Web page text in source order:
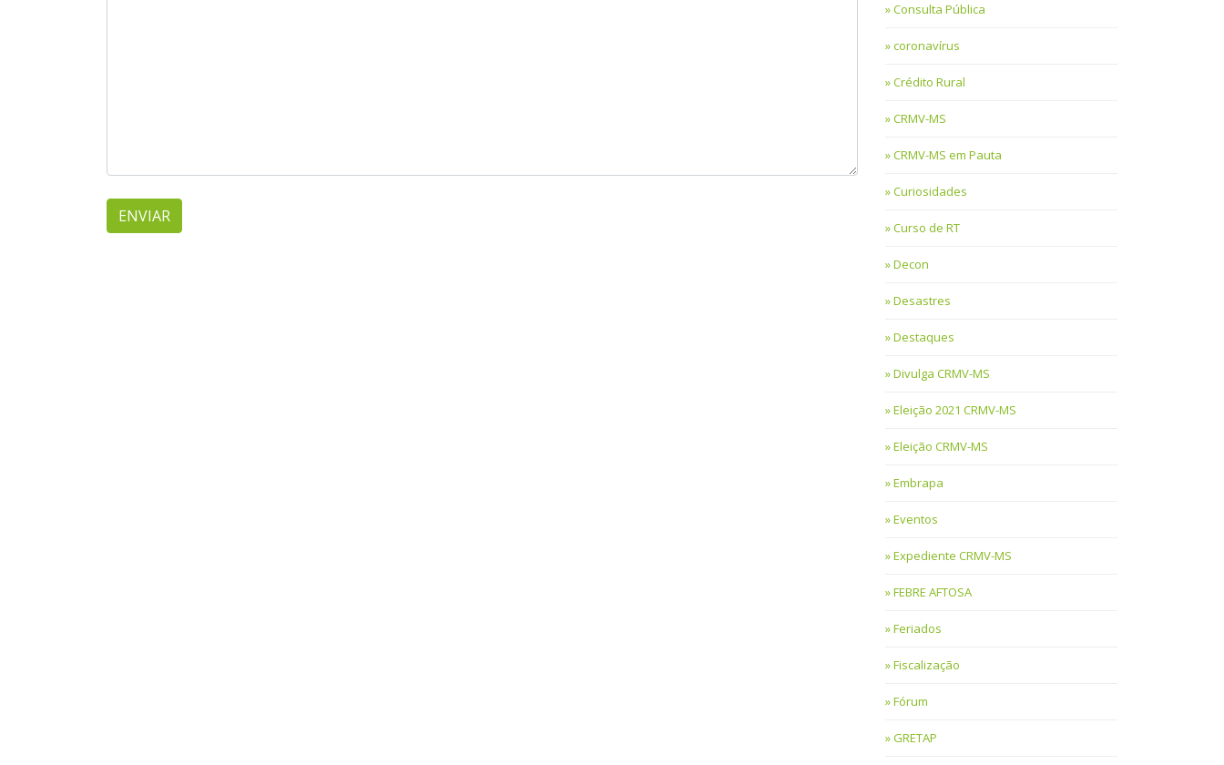
Consulta Pública
coronavírus
Crédito Rural
CRMV-MS
CRMV-MS em Pauta
Curiosidades
Curso de RT
Decon
Desastres
Destaques
Divulga CRMV-MS
Eleição 2021 CRMV-MS
Eleição CRMV-MS
Embrapa
Eventos
Expediente CRMV-MS
FEBRE AFTOSA
Feriados
Fiscalização
Fórum
GRETAP